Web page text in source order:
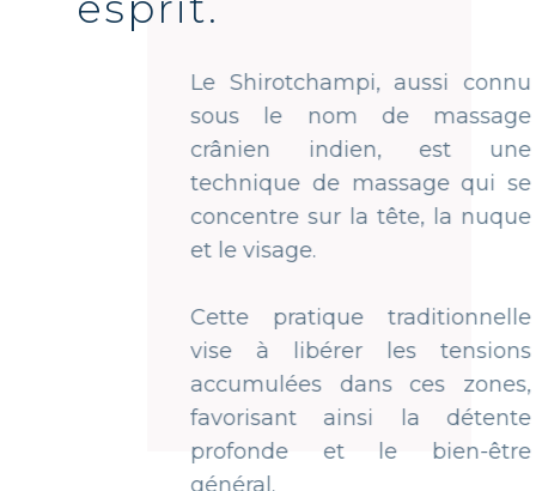
Le Shirotchampi, aussi connu
sous le nom de massage
crânien indien, est une
technique de massage qui se
concentre sur la tête, la nuque
et le visage.
Cette pratique traditionnelle
vise à libérer les tensions
accumulées dans ces zones,
favorisant ainsi la détente
profonde et le bien-être